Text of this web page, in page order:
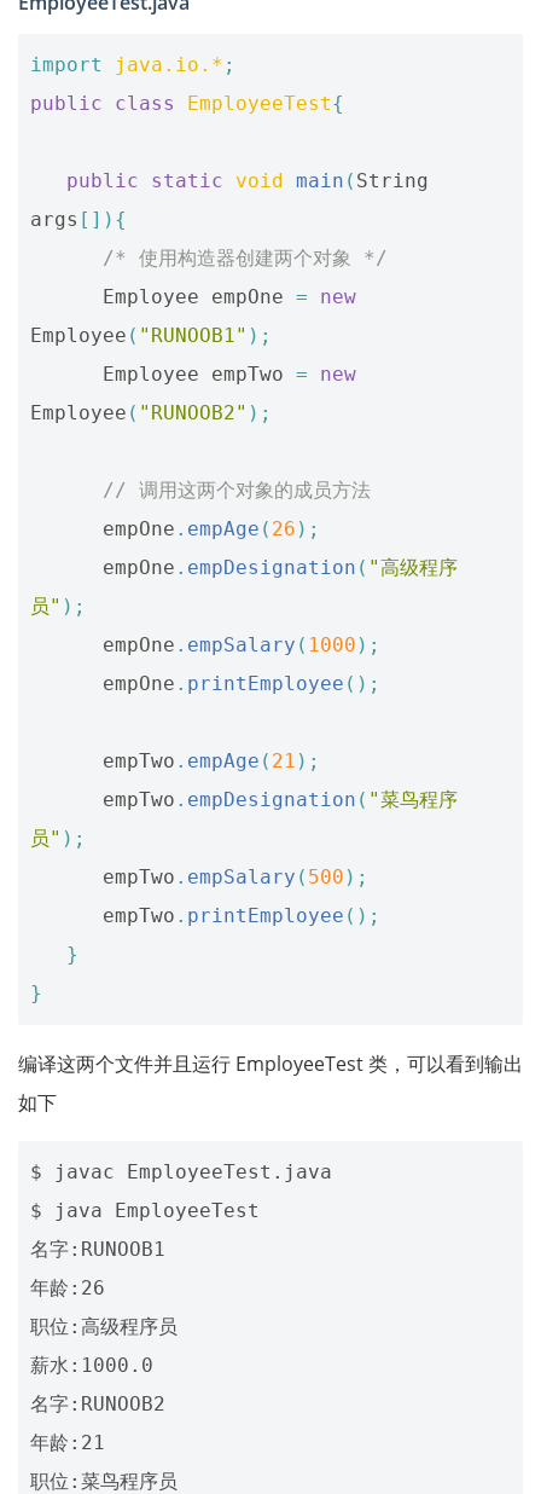
import java.io.* ;
public
class EmployeeTest{
public static void main ( String
args []){
/* 使用构造器创建两个对象 */
Employee
empOne =
new
Employee ( "RUNOOB1" );
Employee
empTwo =
new
Employee ( "RUNOOB2" );
// 调用这两个对象的成员方法
empOne . empAge ( 26 );
empOne . empDesignation ( "高级程序
员" );
empOne . empSalary ( 1000 );
empOne . printEmployee ();
empTwo . empAge ( 21 );
empTwo . empDesignation ( "菜鸟程序
员" );
empTwo . empSalary ( 500 );
empTwo . printEmployee ();
}
}
编译这两个文件并且运行 EmployeeTest 类，可以看到输出
如下
$ javac EmployeeTest.java
$ java EmployeeTest
名字:RUNOOB1
年龄:26
职位:高级程序员
薪水:1000.0
名字:RUNOOB2
年龄:21
职位:菜鸟程序员